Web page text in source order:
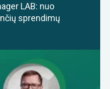
LAB: nuo
sprendimų